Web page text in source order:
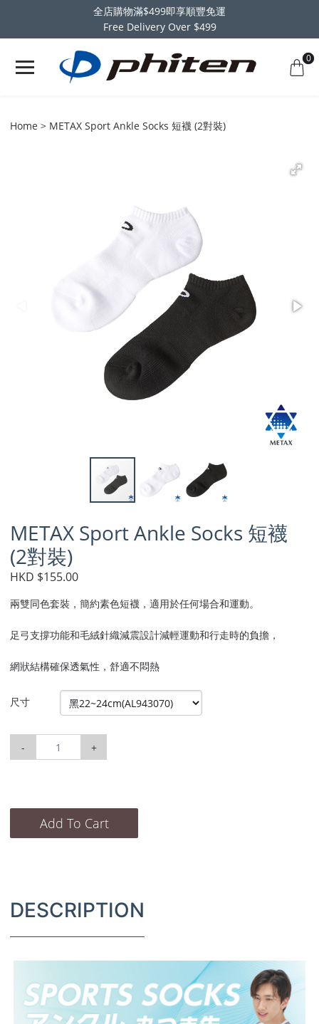
全店購物滿$499即享順豐免運
Free Delivery Over $499
0
Home METAX Sport Ankle Socks 短襪 (2對裝)
METAX Sport Ankle Socks 短襪
(2對裝)
HKD $155.00
兩雙同色套裝，簡約素色短襪，適用於任何場合和運動。
足弓支撐功能和毛絨針織減震設計減輕運動和行走時的負擔，
網狀結構確保透氣性，舒適不悶熱
尺寸
- +
Add To Cart
DESCRIPTION